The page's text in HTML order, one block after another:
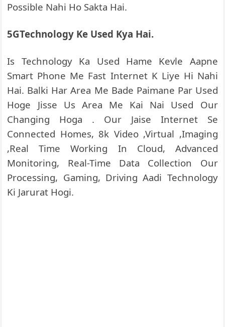
Possible Nahi Ho Sakta Hai.
5GTechnology Ke Used Kya Hai.
Is Technology Ka Used Hame Kevle Aapne
Smart Phone Me Fast Internet K Liye Hi Nahi
Hai. Balki Har Area Me Bade Paimane Par Used
Hoge Jisse Us Area Me Kai Nai Used Our
Changing Hoga . Our Jaise Internet Se
Connected Homes, 8k Video ,Virtual ,Imaging
,Real Time Working In Cloud, Advanced
Monitoring, Real-Time Data Collection Our
Processing, Gaming, Driving Aadi Technology
Ki Jarurat Hogi.